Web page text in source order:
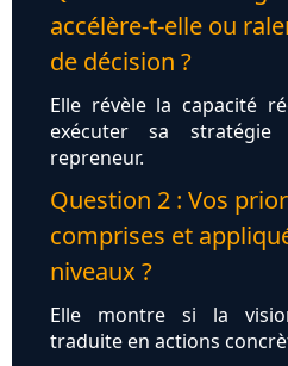
accélère-t-elle ou
de décision ?
Elle révèle la capacité
exécuter sa
repreneur.
Question 2 : Vos
comprises et
niveaux ?
Elle montre si la
traduite en actions